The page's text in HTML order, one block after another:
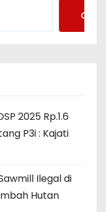
Cari
2025 Rp.1.6
P3i : Kajati
Ilegal di
Hutan